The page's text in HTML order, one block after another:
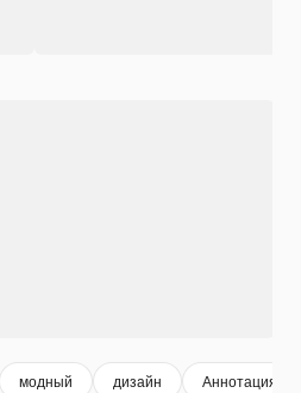
модный дизайн Аннотация